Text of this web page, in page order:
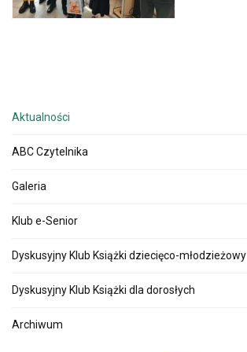
Aktualności
ABC Czytelnika
Galeria
Klub e-Senior
Dyskusyjny Klub Książki dziecięco-młodzieżowy
Dyskusyjny Klub Książki dla dorosłych
Archiwum